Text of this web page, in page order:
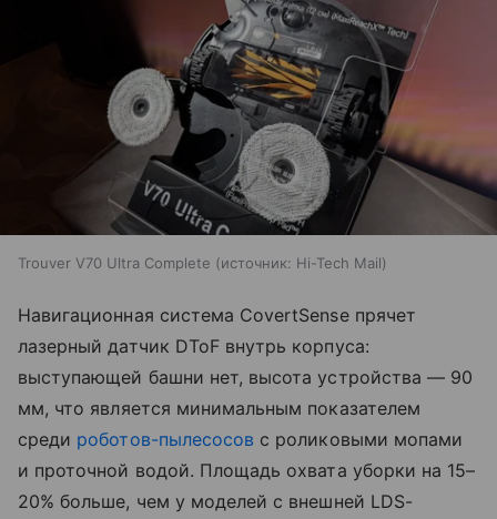
Trouver V70 Ultra Complete источник: Hi-Tech Mail
Навигационная система CovertSense прячет
лазерный датчик DToF внутрь корпуса:
выступающей башни нет, высота устройства — 90
мм, что является минимальным показателем
среди роботов-пылесосов с роликовыми мопами
и проточной водой. Площадь охвата уборки на 15–
20% больше, чем у моделей с внешней LDS-